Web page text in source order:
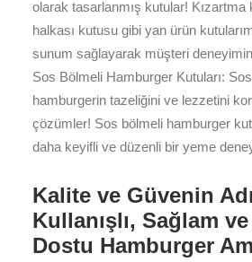
olarak tasarlanmış kutular! Kızartma
halkası kutusu gibi yan ürün
sunum sağlayarak müşteri
Sos Bölmeli Hamburger Kutuları:
hamburgerin tazeliğini ve lezzetini
çözümler! Sos bölmeli hamburger
daha keyifli ve düzenli bir yeme
Kalite ve Güvenin
Kullanışlı, Sağlam
Dostu Hamburger